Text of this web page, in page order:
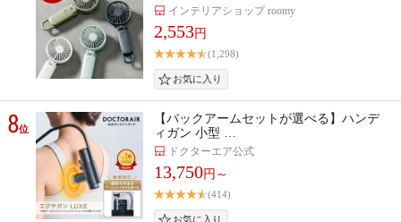
インテリアショップ roomy
2,553円
(1,298)
8位
【バックアームセットが選べる】ハンデ
ィガン 小型 …
ドクターエア公式
13,750円～
(414)